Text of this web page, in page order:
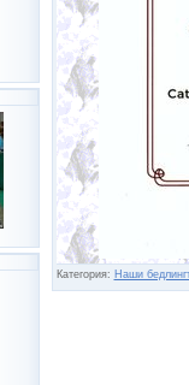
Категория: Наши